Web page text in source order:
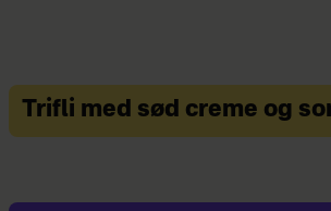
Trifli med sød creme og